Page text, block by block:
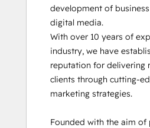
development of
digital media.
With over 10 years of
industry, we have
reputation for delivering
clients through cutting-
marketing strategies.
Founded with the aim of